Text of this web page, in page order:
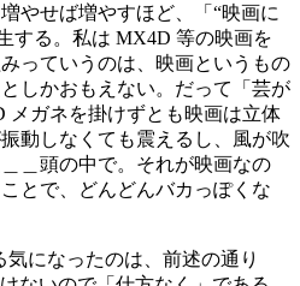
やせば増やすほど、「“映画に
する。私は MX4D 等の映画を
っていうのは、映画というもの
しかおもえない。だって「芸が
メガネを掛けずとも映画は立体
動しなくても震えるし、風が吹
＿頭の中で。それが映画なの
とで、どんどんバカっぽくな
になったのは、前述の通り